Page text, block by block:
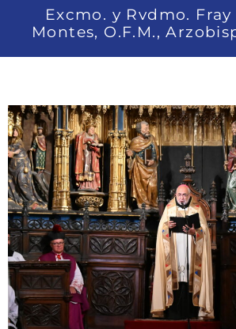
Excmo. y Rvdmo. Fray
Montes, O.F.M.,